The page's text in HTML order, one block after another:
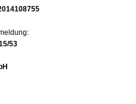
53